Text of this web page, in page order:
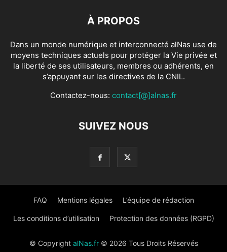
À PROPOS
Dans un monde numérique et interconnecté alNas use de
moyens techniques actuels pour protéger la Vie privée et
la liberté de ses utilisateurs, membres ou adhérents, en
s’appuyant sur les directives de la CNIL.
Contactez-nous: contact[@]alnas.fr
SUIVEZ NOUS
FAQ Mentions légales L’équipe de rédaction
Les conditions d’utilisation Protection des données (RGPD)
© Copyright alNas.fr© 2026 Tous Droits Réservés